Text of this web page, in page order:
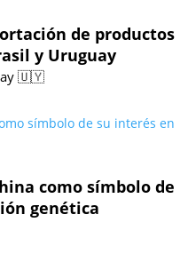
de productos
y Uruguay
🇺🇾
como símbolo de
genética